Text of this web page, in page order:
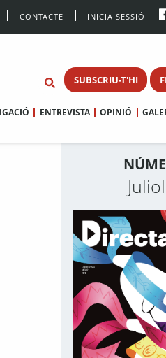
CONTACTE INICIA SESSIÓ
SUBSCRIU-T'HI
ENTREVISTA OPINIÓ